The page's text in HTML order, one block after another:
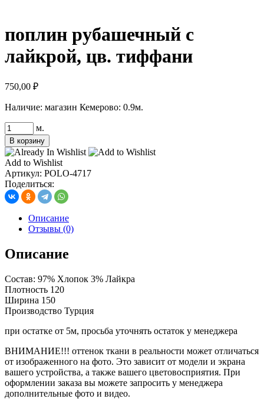
поплин рубашечный с
лайкрой, цв. тиффани
750,00 ₽
Наличие: магазин Кемерово: 0.9м.
Количество
товара
поплин
рубашечный
с
лайкрой,
цв.
тиффани
м.
В корзину
Add to Wishlist
Артикул: POLO-4717
Поделиться:
Описание
Отзывы (0)
Описание
Состав: 97% Хлопок 3% Лайкра
Плотность 120
Ширина 150
Производство Турция
при остатке от 5м, просьба уточнять остаток у менеджера
ВНИМАНИЕ!!! оттенок ткани в реальности может отличаться
от изображенного на фото. Это зависит от модели и экрана
вашего устройства, а также вашего цветовосприятия. При
оформлении заказа вы можете запросить у менеджера
дополнительные фото и видео.